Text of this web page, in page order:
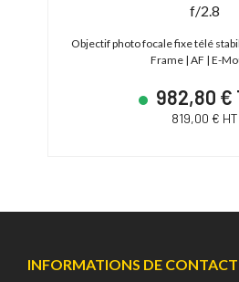
f/2.8
Objectif photo focale fixe télé
Frame | AF | E-
982,80 €
819,00 € HT
INFORMATIONS DE CONTACT